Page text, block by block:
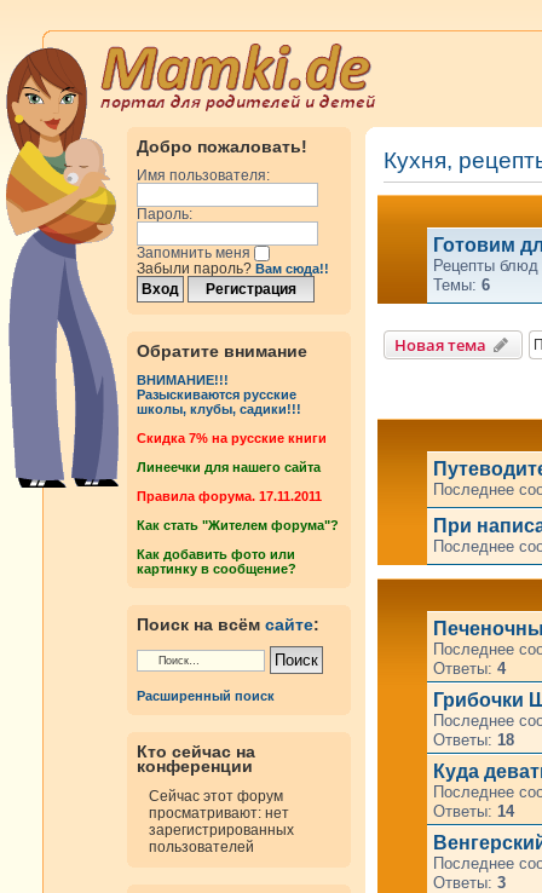
Добро пожаловать!
Имя пользователя:
Пароль:
Запомнить меня
Забыли пароль? Вам сюда!!
Обратите внимание
ВНИМАНИЕ!!!
Разыскиваются русские
школы, клубы, садики!!!
Cкидка 7% на русские книги
Линеечки для нашего сайта
Правила форума. 17.11.2011
Как стать "Жителем форума"?
Как добавить фото или
картинку в сообщение?
Поиск на всём сайте:
Расширенный поиск
Кто сейчас на
конференции
Сейчас этот форум
просматривают: нет
зарегистрированных
пользователей
Кухня,
Готовим
Рецепты
Темы: 6
Новая тема
Последнее
При
Последнее
Последнее
Ответы: 4
Грибочки
Последнее
Ответы: 18
Куда
Последнее
Ответы: 14
Последнее
Ответы: 3